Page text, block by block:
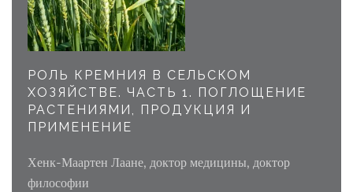
РОЛЬ КРЕМНИЯ В СЕЛЬСКОМ
ХОЗЯЙСТВЕ. ЧАСТЬ 1. ПОГЛОЩЕНИЕ
РАСТЕНИЯМИ, ПРОДУКЦИЯ И
ПРИМЕНЕНИЕ
Хенк-Маартен Лаане, доктор медицины, доктор
философии